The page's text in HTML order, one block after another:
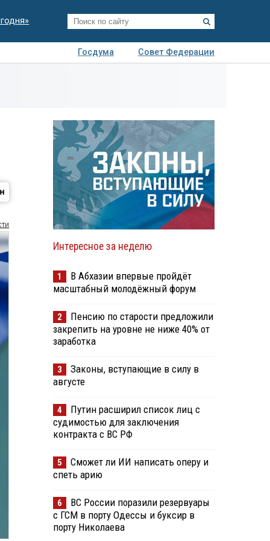
Госдума
Совет Федерации
Интересное за неделю
1
В Абхазии впервые пройдёт
масштабный молодёжный форум
2
Пенсию по старости предложили
закрепить на уровне не ниже 40% от
заработка
3
Законы, вступающие в силу в
августе
4
Путин расширил список лиц с
судимостью для заключения
контракта с ВС РФ
5
Сможет ли ИИ написать оперу и
спеть арию
6
ВС России поразили резервуары
с ГСМ в порту Одессы и буксир в
порту Николаева